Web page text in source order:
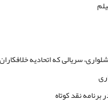
سریالی که اتحادیه
نقد کوتاه